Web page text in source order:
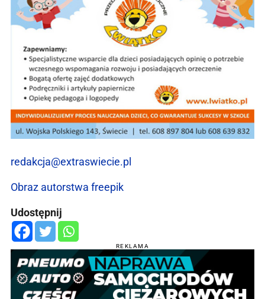
redakcja@extraswiecie.pl
Obraz autorstwa freepik
Udostępnij
REKLAMA